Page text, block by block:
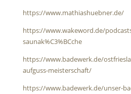
https://www.mathiashuebner.de/
https://www.wakeword.de/
saunak%C3%BCche
https://www.badewerk.de/
aufguss-meisterschaft/
https://www.badewerk.de/unser-